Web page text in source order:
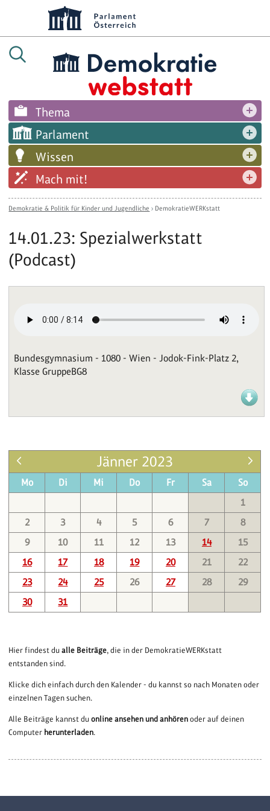
Thema
Parlament
Wissen
Mach mit!
Demokratie & Politik für Kinder und Jugendliche › DemokratieWERKstatt
14.01.23: Spezialwerkstatt
(Podcast)
Bundesgymnasium - 1080 - Wien - Jodok-Fink-Platz 2,
Klasse GruppeBG8
Jänner 2023
Mo Di Mi Do Fr Sa
So
1
2
3 4 5 6 7
8
9
10 11 12 13 14
15
16
17 18 19 20 21
22
23
24 25 26 27 28
29
30
31
Hier findest dualle Beiträge, die in der DemokratieWERKstatt
entstanden sind.
Klicke dich einfach durch den Kalender - du kannst so nach Monaten oder
einzelnen Tagen suchen.
Alle Beiträge kannst duonline ansehen und anhören oder auf deinen
Computer herunterladen.